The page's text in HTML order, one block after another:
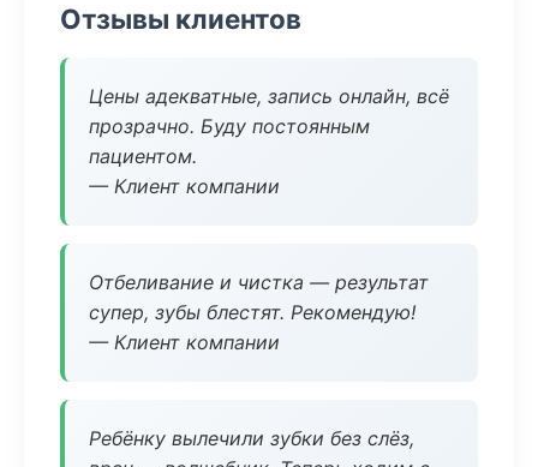
Отзывы клиентов
Цены адекватные, запись онлайн, всё
прозрачно. Буду постоянным
пациентом.
— Клиент компании
Отбеливание и чистка — результат
супер, зубы блестят. Рекомендую!
— Клиент компании
Ребёнку вылечили зубки без слёз,